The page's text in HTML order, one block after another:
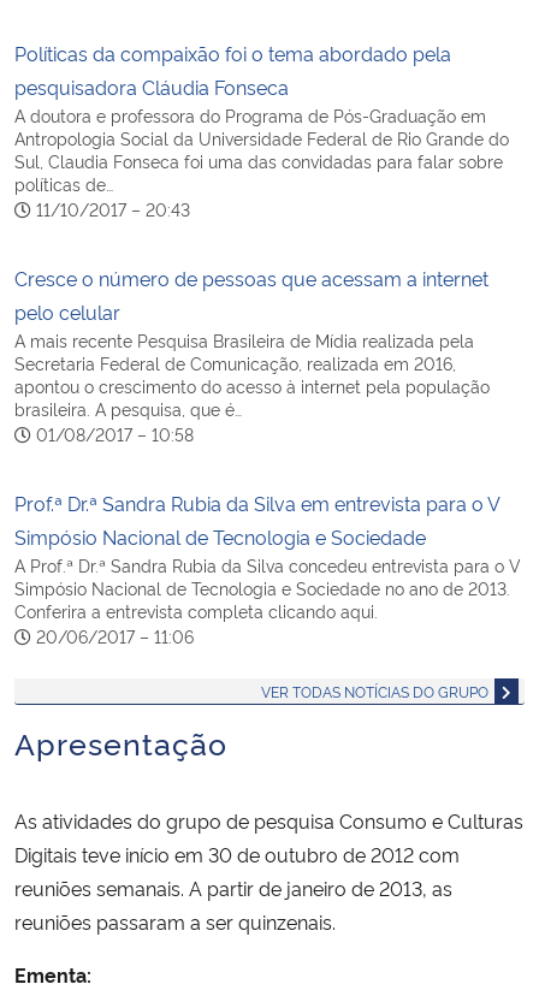
Banco Central do Brasil
Planalto
Políticas da compaixão foi o tema abordado pela
pesquisadora Cláudia Fonseca
A doutora e professora do Programa de Pós-Graduação em
Antropologia Social da Universidade Federal de Rio Grande do
Sul, Claudia Fonseca foi uma das convidadas para falar sobre
políticas de…
11/10/2017 – 20:43
Cresce o número de pessoas que acessam a internet
pelo celular
A mais recente Pesquisa Brasileira de Mídia realizada pela
Secretaria Federal de Comunicação, realizada em 2016,
apontou o crescimento do acesso à internet pela população
brasileira. A pesquisa, que é…
01/08/2017 – 10:58
Prof.ª Dr.ª Sandra Rubia da Silva em entrevista para o V
Simpósio Nacional de Tecnologia e Sociedade
A Prof.ª Dr.ª Sandra Rubia da Silva concedeu entrevista para o V
Simpósio Nacional de Tecnologia e Sociedade no ano de 2013.
Conferira a entrevista completa clicando aqui.
20/06/2017 – 11:06
VER TODAS NOTÍCIAS DO GRUPO
Apresentação
As atividades do grupo de pesquisa Consumo e Culturas
Digitais teve início em 30 de outubro de 2012 com
reuniões semanais. A partir de janeiro de 2013, as
reuniões passaram a ser quinzenais.
Ementa: